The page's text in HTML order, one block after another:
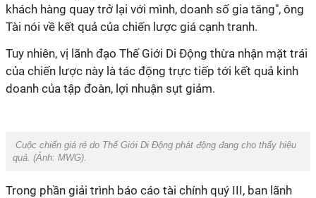
khách hàng quay trở lại với mình, doanh số gia tăng", ông
Tài nói về kết quả của chiến lược giá cạnh tranh.
Tuy nhiên, vị lãnh đạo Thế Giới Di Động thừa nhận mặt trái
của chiến lược này là tác động trực tiếp tới kết quả kinh
doanh của tập đoàn, lợi nhuận sụt giảm.
Cuộc chiến giá rẻ do Thế Giới Di Động phát động đang cho thấy hiệu
quả. (Ảnh: MWG).
Trong phần giải trình báo cáo tài chính quý III, ban lãnh